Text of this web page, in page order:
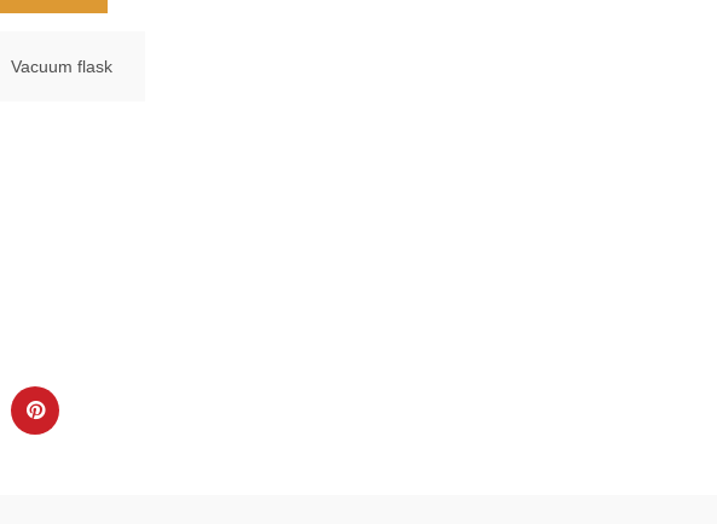
Vacuum flask